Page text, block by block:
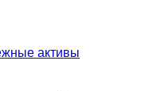
активы